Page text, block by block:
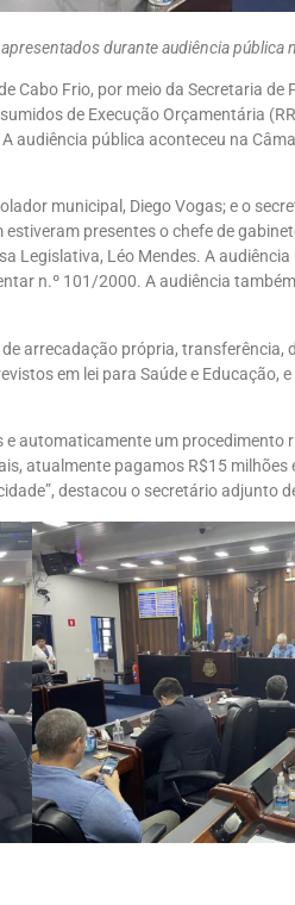
durante audiência pública
Cabo Frio, por meio da Secretaria de
de Execução Orçamentária
audiência pública aconteceu na
municipal, Diego Vogas; e o
presentes o chefe de
Legislativa, Léo Mendes. A
n.º 101/2000. A audiência
arrecadação própria, transferência,
em lei para Saúde e Educação,
automaticamente um procedimento
atualmente pagamos R$15 milhões
destacou o secretário adjunto